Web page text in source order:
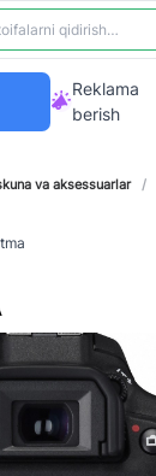
Reklama
berish
va aksessuarlar /